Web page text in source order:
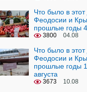
Что было в этот
Феодосии и
прошлые годы 4
3800 04.08
Что было в этот
Феодосии и
прошлые годы
августа
3673 10.08